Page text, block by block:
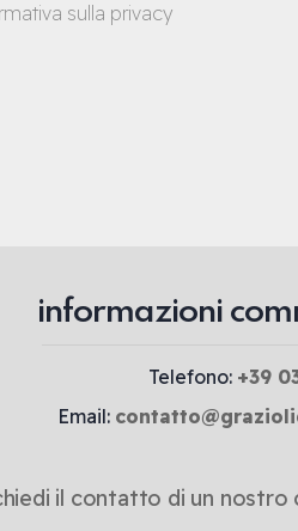
sulla privacy
informazioni
Telefono: +39
Email:
il contatto di un nostro